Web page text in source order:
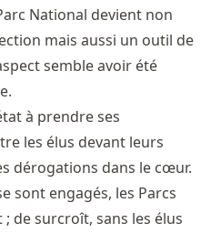
National devient non
mais aussi un outil de
semble avoir été
à prendre ses
les élus devant leurs
dérogations dans le cœur.
sont engagés, les Parcs
de surcroît, sans les élus